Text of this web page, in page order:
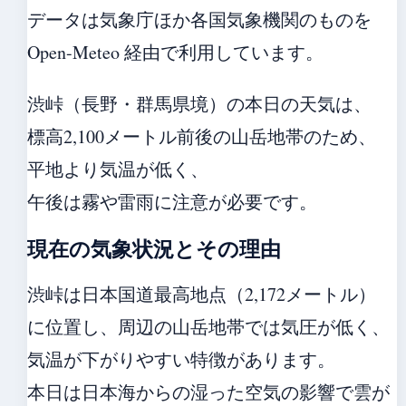
データは気象庁ほか各国気象機関のものを
Open-Meteo 経由で利用しています。
渋峠（長野・群馬県境）の本日の天気は、
標高2,100メートル前後の山岳地帯のため、
平地より気温が低く、
午後は霧や雷雨に注意が必要です。
現在の気象状況とその理由
渋峠は日本国道最高地点（2,172メートル）
に位置し、周辺の山岳地帯では気圧が低く、
気温が下がりやすい特徴があります。
本日は日本海からの湿った空気の影響で雲が